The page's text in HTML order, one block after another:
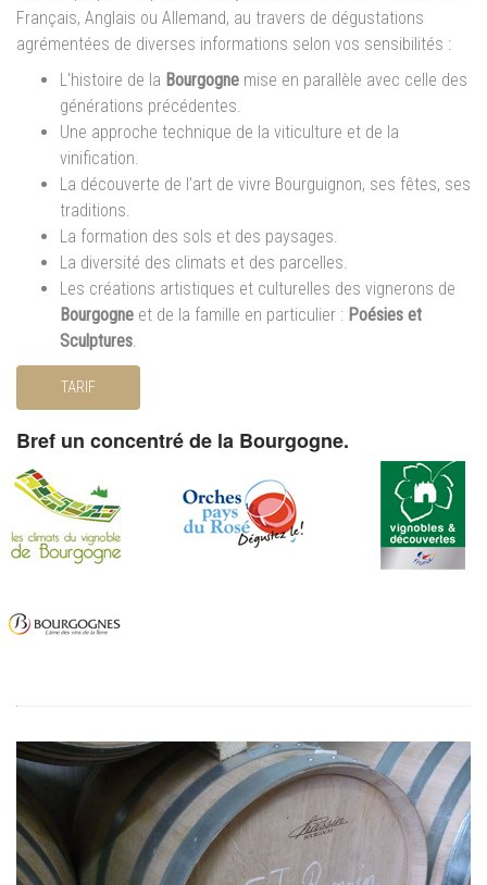
Français, Anglais ou Allemand, au travers de dégustations
agrémentées de diverses informations selon vos sensibilités :
L'histoire de la Bourgogne mise en parallèle avec celle des
générations précédentes.
Une approche technique de la viticulture et de la
vinification.
La découverte de l’art de vivre Bourguignon, ses fêtes, ses
traditions.
La formation des sols et des paysages.
La diversité des climats et des parcelles.
Les créations artistiques et culturelles des vignerons de
Bourgogne et de la famille en particulier : Poésies et
Sculptures.
TARIF
Bref un concentré de la Bourgogne.